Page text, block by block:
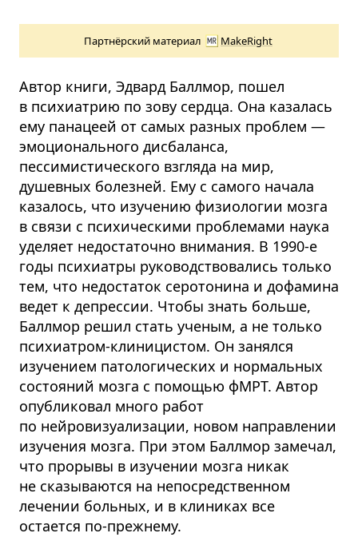
Партнёрский материал MakeRight
Автор книги, Эдвард Баллмор, пошел
в психиатрию по зову сердца. Она казалась
ему панацеей от самых разных проблем —
эмоционального дисбаланса,
пессимистического взгляда на мир,
душевных болезней. Ему с самого начала
казалось, что изучению физиологии мозга
в связи с психическими проблемами наука
уделяет недостаточно внимания. В 1990-е
годы психиатры руководствовались только
тем, что недостаток серотонина и дофамина
ведет к депрессии. Чтобы знать больше,
Баллмор решил стать ученым, а не только
психиатром-клиницистом. Он занялся
изучением патологических и нормальных
состояний мозга с помощью фМРТ. Автор
опубликовал много работ
по нейровизуализации, новом направлении
изучения мозга. При этом Баллмор замечал,
что прорывы в изучении мозга никак
не сказываются на непосредственном
лечении больных, и в клиниках все
остается по-прежнему.